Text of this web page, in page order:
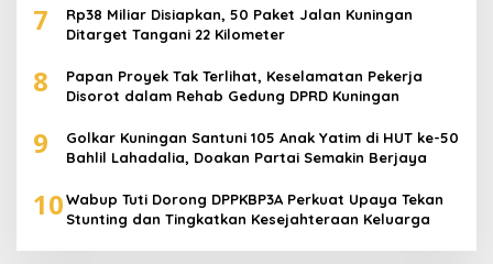
7
Rp38 Miliar Disiapkan, 50 Paket Jalan Kuningan
Ditarget Tangani 22 Kilometer
8
Papan Proyek Tak Terlihat, Keselamatan Pekerja
Disorot dalam Rehab Gedung DPRD Kuningan
9
Golkar Kuningan Santuni 105 Anak Yatim di HUT ke-50
Bahlil Lahadalia, Doakan Partai Semakin Berjaya
10Wabup Tuti Dorong DPPKBP3A Perkuat Upaya Tekan
Stunting dan Tingkatkan Kesejahteraan Keluarga